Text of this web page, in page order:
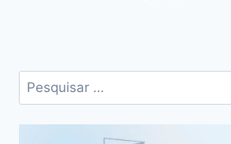
Pesquisar
por: